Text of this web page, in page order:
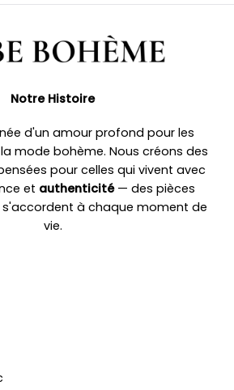
Notre Histoire
d'un amour profond pour les
mode bohème. Nous créons des
pour celles qui vivent avec
et authenticité— des pièces
à chaque moment de
vie.